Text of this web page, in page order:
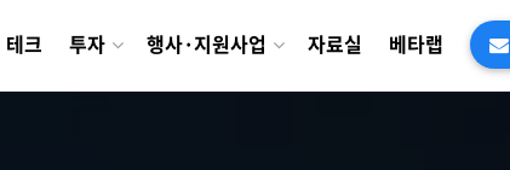
테크 투자 행사·지원사업 자료실 베타랩